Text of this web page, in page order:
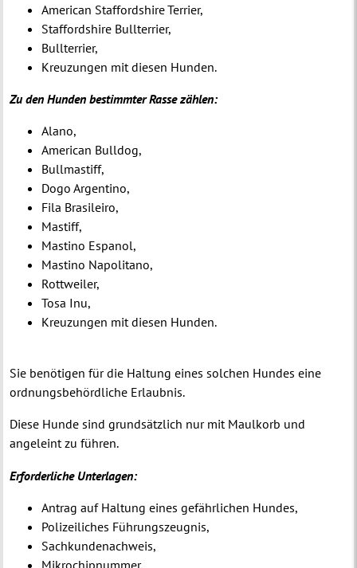
American Staffordshire Terrier,
Staffordshire Bullterrier,
Bullterrier,
Kreuzungen mit diesen Hunden.
Zu den Hunden bestimmter Rasse zählen:
Alano,
American Bulldog,
Bullmastiff,
Dogo Argentino,
Fila Brasileiro,
Mastiff,
Mastino Espanol,
Mastino Napolitano,
Rottweiler,
Tosa Inu,
Kreuzungen mit diesen Hunden.
Sie benötigen für die Haltung eines solchen Hundes eine
ordnungsbehördliche Erlaubnis.
Diese Hunde sind grundsätzlich nur mit Maulkorb und
angeleint zu führen.
Erforderliche Unterlagen:
Antrag auf Haltung eines gefährlichen Hundes,
Polizeiliches Führungszeugnis,
Sachkundenachweis,
Mikrochipnummer,